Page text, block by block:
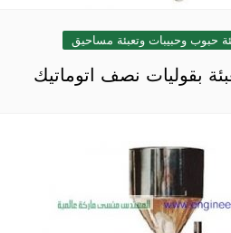
حبوب وحبيبات وتعبئة مساحيق
بقوليات نصف اتوماتيك